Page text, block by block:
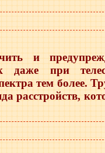
и
даже при
тем более.
расстройств,